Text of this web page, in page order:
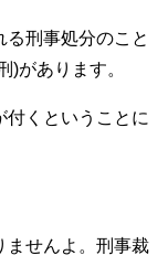
刑事処分のこと
)があります。
付くということに
ませんよ。刑事裁